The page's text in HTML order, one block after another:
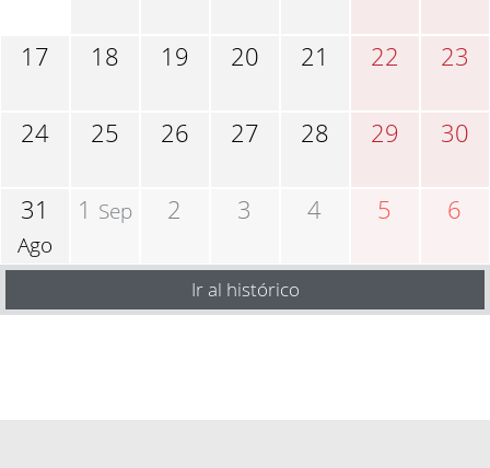
17 18 19 20 21 22 23
24 25 26 27 28 29 30
31
Ago
1 Sep 2 3 4 5 6
Ir al histórico